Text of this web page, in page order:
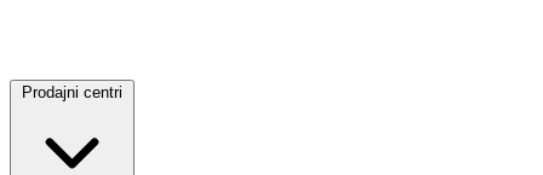
Prodajni centri